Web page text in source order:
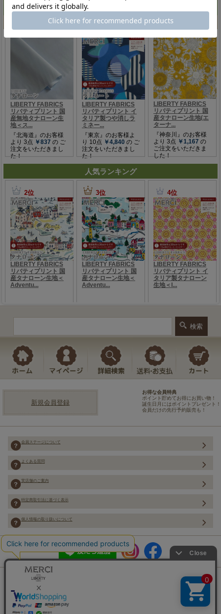
ご注文ありがとうございます
人気ランキング
新規会員登録
お得な会員特典
ポイント貯めてお得にお買い物！
誕生日月にはポイントプレゼント！
会員だけの先行予約販売も！
会員ステージについて
よくある質問
実店舗のご案内
特定商取引法に基づく表示
個人情報の取り扱いについて
Copyright (C) Merci Co.,Ltd. ALL rights reserved.